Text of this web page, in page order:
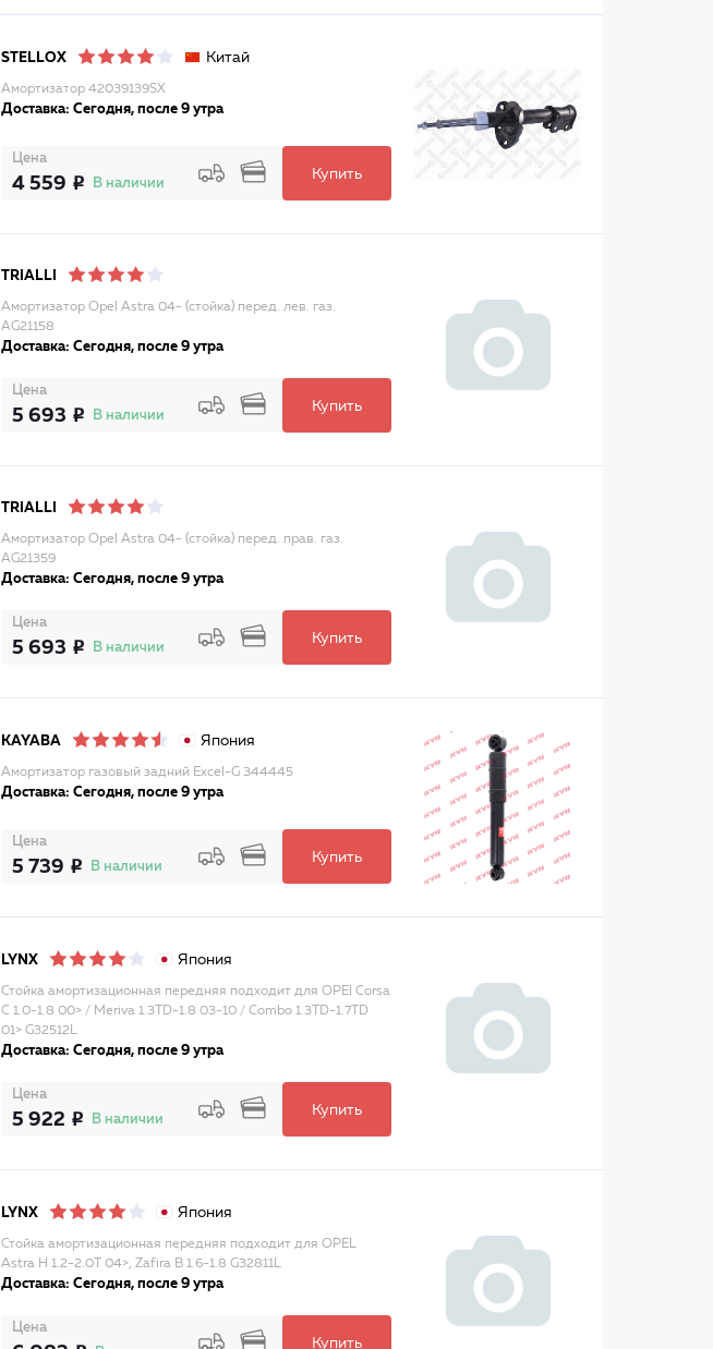
STELLOX Китай
Амортизатор 42039139SX
Доставка: Сегодня, после 9 утра
Цена
4 559 В наличии
Купить
TRIALLI
Амортизатор Opel Astra 04- (стойка) перед. лев. газ.
AG21158
Доставка: Сегодня, после 9 утра
Цена
5 693 В наличии
Купить
TRIALLI
Амортизатор Opel Astra 04- (стойка) перед. прав. газ.
AG21359
Доставка: Сегодня, после 9 утра
Цена
5 693 В наличии
Купить
KAYABA Япония
Амортизатор газовый задний Excel-G 344445
Доставка: Сегодня, после 9 утра
Цена
5 739 В наличии
Купить
LYNX Япония
Стойка амортизационная передняя подходит для OPEl Corsa
C 1.0-1.8 00> / Meriva 1.3TD-1.8 03-10 / Combo 1.3TD-1.7TD
01> G32512L
Доставка: Сегодня, после 9 утра
Цена
5 922 В наличии
Купить
LYNX Япония
Стойка амортизационная передняя подходит для OPEL
Astra H 1.2-2.0T 04>, Zafira B 1.6-1.8 G32811L
Доставка: Сегодня, после 9 утра
Цена
Купить